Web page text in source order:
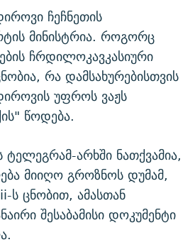
ჩეჩნეთის
მინისტრია. როგორც
ჩრდილოკავკასიური
რა დამსახურებისთვის
უფროს ვაჟს
წოდება.
ტელეგრამ-არხში ნათქვამია,
მიიღო გროზნოს დუმამ,
ს ცნობით, ამასთან
შესაბამისი დოკუმენტი